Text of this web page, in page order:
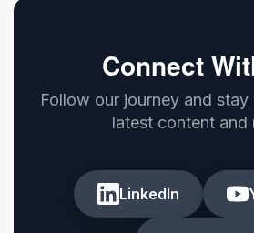
Connect
Follow our journey and
latest content and
LinkedIn